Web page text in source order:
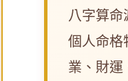
八字算
個人命格
業、財運